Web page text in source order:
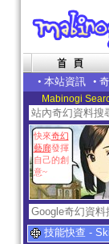
• 本站資訊 •
Mabinogi
快來奇幻
藝廊發揮
自己的創
意~
技能快查 -